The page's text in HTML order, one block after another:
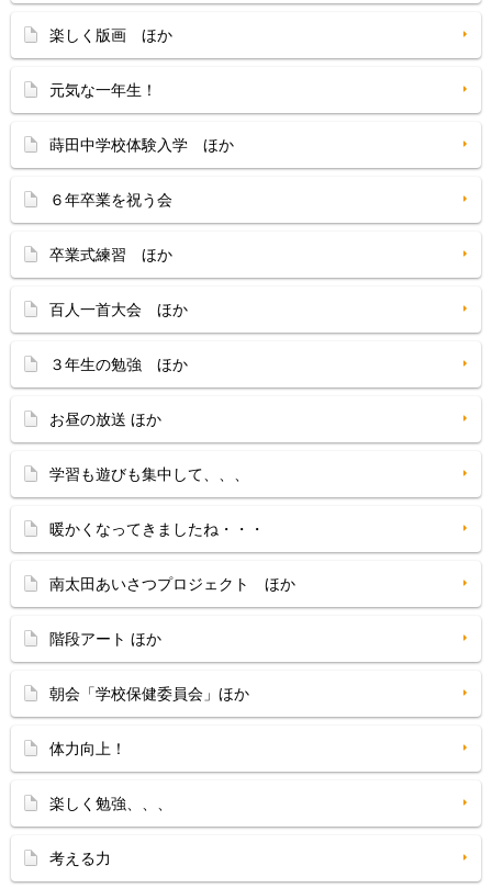
楽しく版画 ほか
元気な一年生！
蒔田中学校体験入学 ほか
６年卒業を祝う会
卒業式練習 ほか
百人一首大会 ほか
３年生の勉強 ほか
お昼の放送 ほか
学習も遊びも集中して、、、
暖かくなってきましたね・・・
南太田あいさつプロジェクト ほか
階段アート ほか
朝会「学校保健委員会」ほか
体力向上！
楽しく勉強、、、
考える力